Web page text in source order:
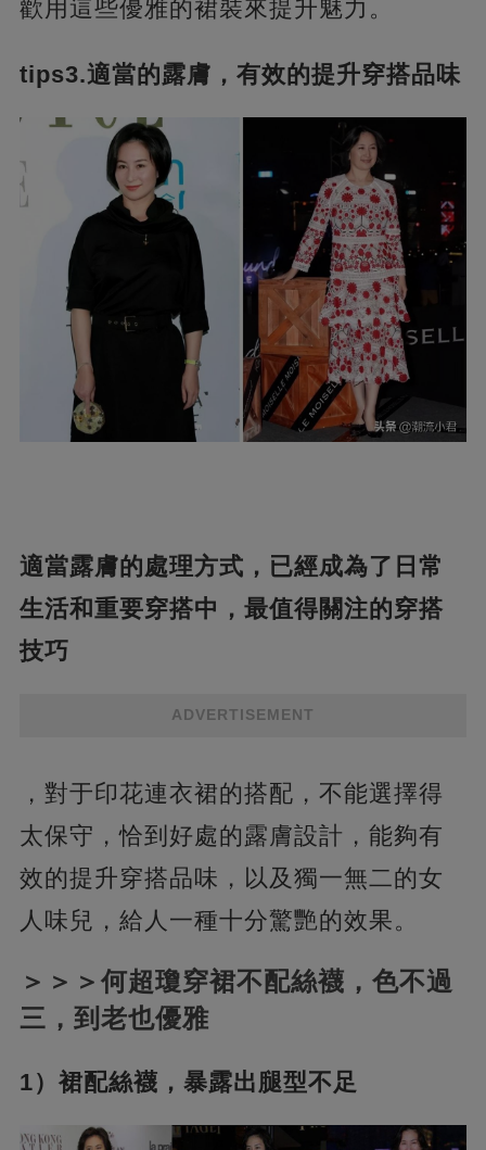
歡用這些優雅的裙裝來提升魅力。
tips3.適當的露膚，有效的提升穿搭品味
適當露膚的處理方式，已經成為了日常
生活和重要穿搭中，最值得關注的穿搭
技巧
ADVERTISEMENT
，對于印花連衣裙的搭配，不能選擇得
太保守，恰到好處的露膚設計，能夠有
效的提升穿搭品味，以及獨一無二的女
人味兒，給人一種十分驚艷的效果。
＞＞＞何超瓊穿裙不配絲襪，色不過
三，到老也優雅
1）裙配絲襪，暴露出腿型不足